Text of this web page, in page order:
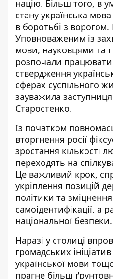
націю. Більш того, в
стану українська
в боротьбі з ворогом.
Уповноваженим із
мови, науковцями та
розпочали
ствердження
сферах суспільного
зауважила
Старостенко.
Із початком
вторгнення росії
зростання кількості
переходять на
Це важливий крок,
укріплення позицій
політики та
самоідентифікації, а
національної безпеки.
Наразі у столиці
громадських
української мови
прагне більш